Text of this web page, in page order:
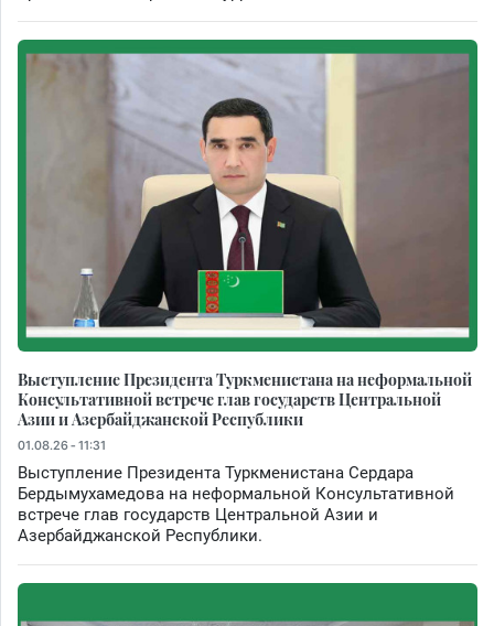
Выступление Президента Туркменистана на неформальной
Консультативной встрече глав государств Центральной
Азии и Азербайджанской Республики
01.08.26 - 11:31
Выступление Президента Туркменистана Сердара
Бердымухамедова на неформальной Консультативной
встрече глав государств Центральной Азии и
Азербайджанской Республики.